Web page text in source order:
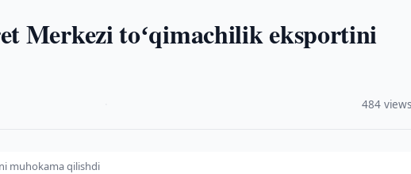
Merkezi toʻqimachilik eksportini
484 views
muhokama qilishdi